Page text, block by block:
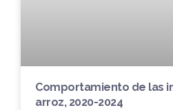
Comportamiento de las
arroz, 2020-2024